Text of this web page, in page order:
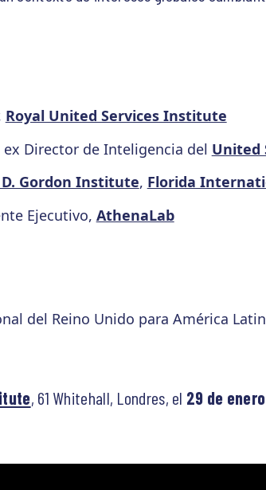
Royal United Services Institute
ex Director de Inteligencia del United
D. Gordon Institute, Florida
Ejecutivo, AthenaLab
del Reino Unido para América
, 61 Whitehall, Londres, el 29 de